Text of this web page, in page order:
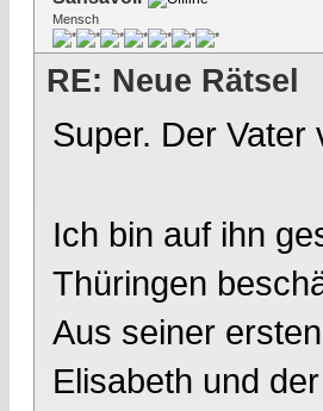
Mensch
RE: Neue Rätsel
Super. Der
Ich bin auf ihn
Thüringen
Aus seiner
Elisabeth und